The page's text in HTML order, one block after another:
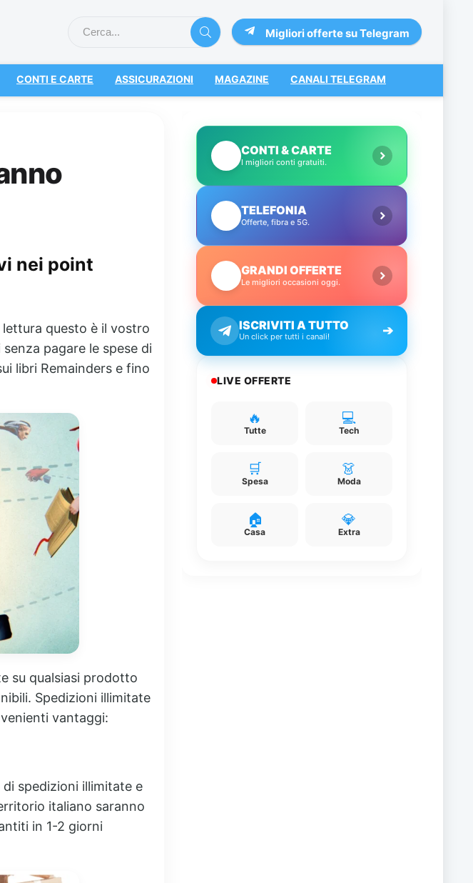
Migliori offerte su Telegram
CONTI E CARTE ASSICURAZIONI MAGAZINE CANALI TELEGRAM
nei point
lettura questo è il vostro
pagare le spese di
libri Remainders e fino
su qualsiasi prodotto
Spedizioni illimitate
vantaggi:
spedizioni illimitate e
italiano saranno
in 1-2 giorni
CONTI & CARTE
I migliori conti gratuiti.
TELEFONIA
Offerte, fibra e 5G.
GRANDI OFFERTE
Le migliori occasioni oggi.
ISCRIVITI A TUTTO
Un click per tutti i canali! ➔
LIVE OFFERTE
🔥
Tutte
💻
Tech
🛒
Spesa
👗
Moda
🏠
Casa
💎
Extra